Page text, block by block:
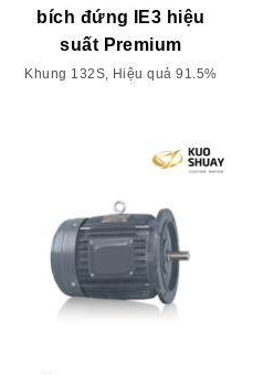
bích đứng IE3 hiệu
suất Premium
Khung 132S, Hiệu quả 91.5%